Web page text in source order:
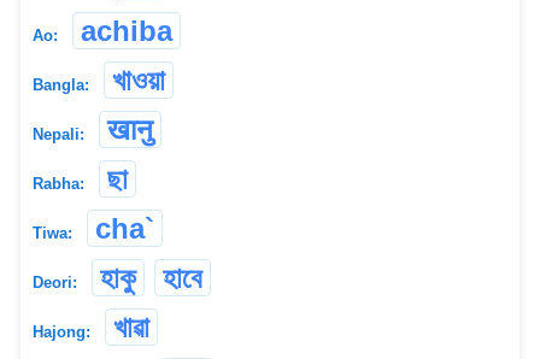
Ao: achiba
Bangla: খাওয়া
Nepali: खानु
Rabha: ছা
Tiwa: cha`
Deori: হাকু হাবে
Hajong: খাৱা